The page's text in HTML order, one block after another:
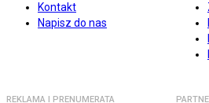
Kontakt
Napisz do nas
REKLAMA I PRENUMERATA